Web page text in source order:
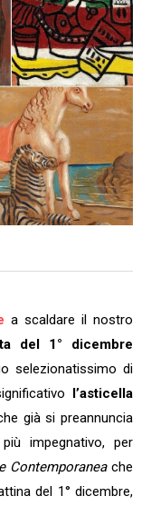
a scaldare il nostro
del 1° dicembre
selezionatissimo di
l’asticella
già si preannuncia
impegnativo, per
Contemporaneache
del 1° dicembre,